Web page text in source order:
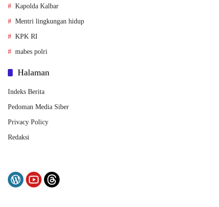
Kapolda Kalbar
Mentri lingkungan hidup
KPK RI
mabes polri
Halaman
Indeks Berita
Pedoman Media Siber
Privacy Policy
Redaksi